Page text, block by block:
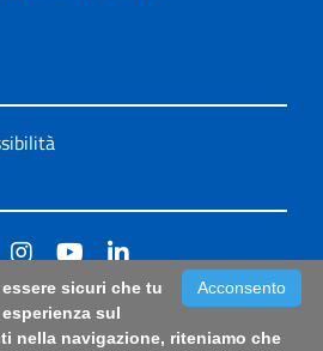
di prima istanza per
| Sitemap
Acconsento
sicuri che tu
sul
nella navigazione, riteniamo che